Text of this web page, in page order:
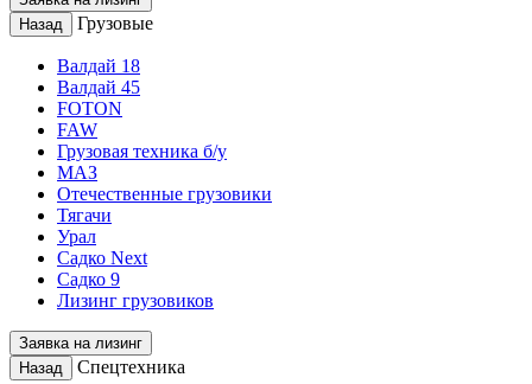
Назад
Грузовые
Валдай 18
Валдай 45
FOTON
FAW
Грузовая техника б/у
МАЗ
Отечественные грузовики
Тягачи
Урал
Садко Next
Садко 9
Лизинг грузовиков
Заявка на лизинг
Назад
Спецтехника